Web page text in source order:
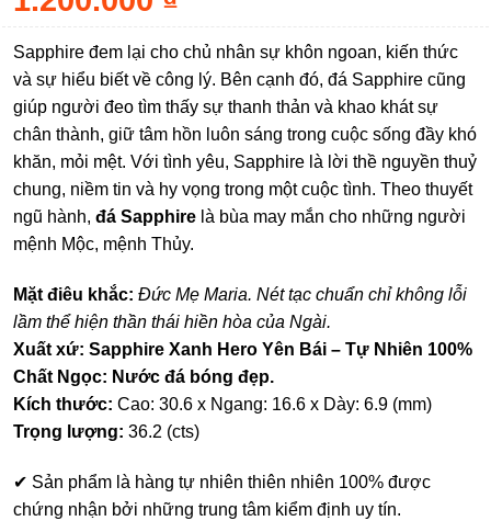
Sapphire đem lại cho chủ nhân sự khôn ngoan, kiến thức
và sự hiểu biết về công lý. Bên cạnh đó, đá Sapphire cũng
giúp người đeo tìm thấy sự thanh thản và khao khát sự
chân thành, giữ tâm hồn luôn sáng trong cuộc sống đầy khó
khăn, mỏi mệt. Với tình yêu, Sapphire là lời thề nguyền thuỷ
chung, niềm tin và hy vọng trong một cuộc tình. Theo thuyết
ngũ hành, đá Sapphire là bùa may mắn cho những người
mệnh Mộc, mệnh Thủy.
Mặt điêu khắc: Đức Mẹ Maria. Nét tạc chuẩn chỉ không lỗi
lầm thể hiện thần thái hiền hòa của Ngài.
Xuất xứ: Sapphire Xanh Hero Yên Bái – Tự Nhiên 100%
Chất Ngọc: Nước đá bóng đẹp.
Kích thước: Cao: 30.6 x Ngang: 16.6 x Dày: 6.9 (mm)
Trọng lượng: 36.2 (cts)
✔ Sản phẩm là hàng tự nhiên thiên nhiên 100% được
chứng nhận bởi những trung tâm kiểm định uy tín.